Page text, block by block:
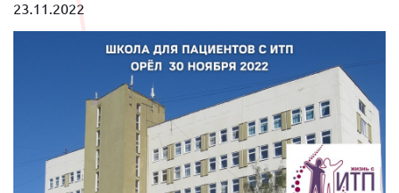
23.11.2022